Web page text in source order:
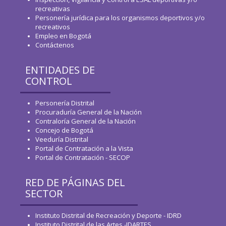
recreativas
Personería jurídica para los organismos deportivos y/o
recreativos
Empleo en Bogotá
Contáctenos
ENTIDADES DE
CONTROL
Personería Distrital
Procuraduría General de la Nación
Contraloría General de la Nación
Concejo de Bogotá
Veeduría Distrital
Portal de Contratación a la Vista
Portal de Contratación - SECOP
RED DE PÁGINAS DEL
SECTOR
Instituto Distrital de Recreación y Deporte - IDRD